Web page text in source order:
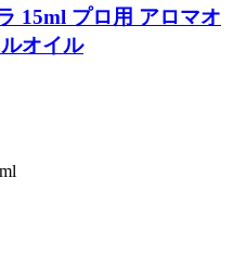
15ml プロ用 アロマオ
オイル